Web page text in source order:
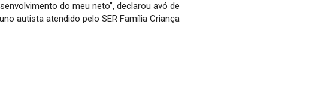
do meu neto”, declarou avó de
autista atendido pelo SER Família Criança